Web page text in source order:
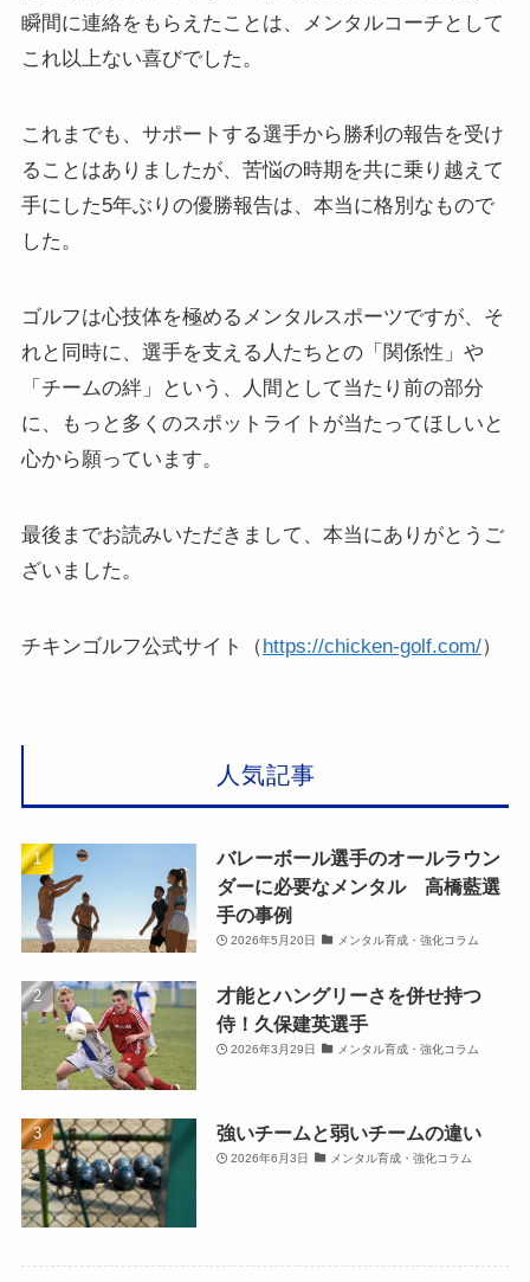
瞬間に連絡をもらえたことは、メンタルコーチとして
これ以上ない喜びでした。
これまでも、サポートする選手から勝利の報告を受け
ることはありましたが、苦悩の時期を共に乗り越えて
手にした5年ぶりの優勝報告は、本当に格別なもので
した。
ゴルフは心技体を極めるメンタルスポーツですが、そ
れと同時に、選手を支える人たちとの「関係性」や
「チームの絆」という、人間として当たり前の部分
に、もっと多くのスポットライトが当たってほしいと
心から願っています。
最後までお読みいただきまして、本当にありがとうご
ざいました。
チキンゴルフ公式サイト（https://chicken-golf.com/）
人気記事
バレーボール選手のオールラウン
ダーに必要なメンタル 高橋藍選
手の事例
2026年5月20日 メンタル育成・強化コラム
才能とハングリーさを併せ持つ
侍！久保建英選手
2026年3月29日 メンタル育成・強化コラム
強いチームと弱いチームの違い
2026年6月3日 メンタル育成・強化コラム